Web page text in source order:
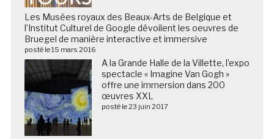
Les Musées royaux des Beaux-Arts de Belgique et
l’Institut Culturel de Google dévoilent les oeuvres de
Bruegel de manière interactive et immersive
posté le 15 mars 2016
A la Grande Halle de la Villette, l’expo
spectacle « Imagine Van Gogh »
offre une immersion dans 200
œuvres XXL
posté le 23 juin 2017